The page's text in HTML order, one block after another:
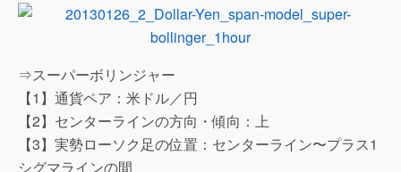
⇒スーパーボリンジャー
【1】通貨ペア：米ドル／円
【2】センターラインの方向・傾向：上
【3】実勢ローソク足の位置：センターライン〜プラス1
シグマラインの間